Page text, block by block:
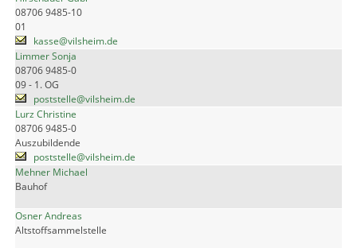
08706 9485-10
01
kasse@vilsheim.de
Limmer Sonja
08706 9485-0
09 - 1. OG
poststelle@vilsheim.de
Lurz Christine
08706 9485-0
Auszubildende
poststelle@vilsheim.de
Mehner Michael
Bauhof
Osner Andreas
Altstoffsammelstelle